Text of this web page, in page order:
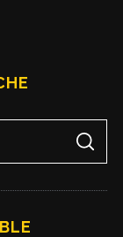
S
A
C